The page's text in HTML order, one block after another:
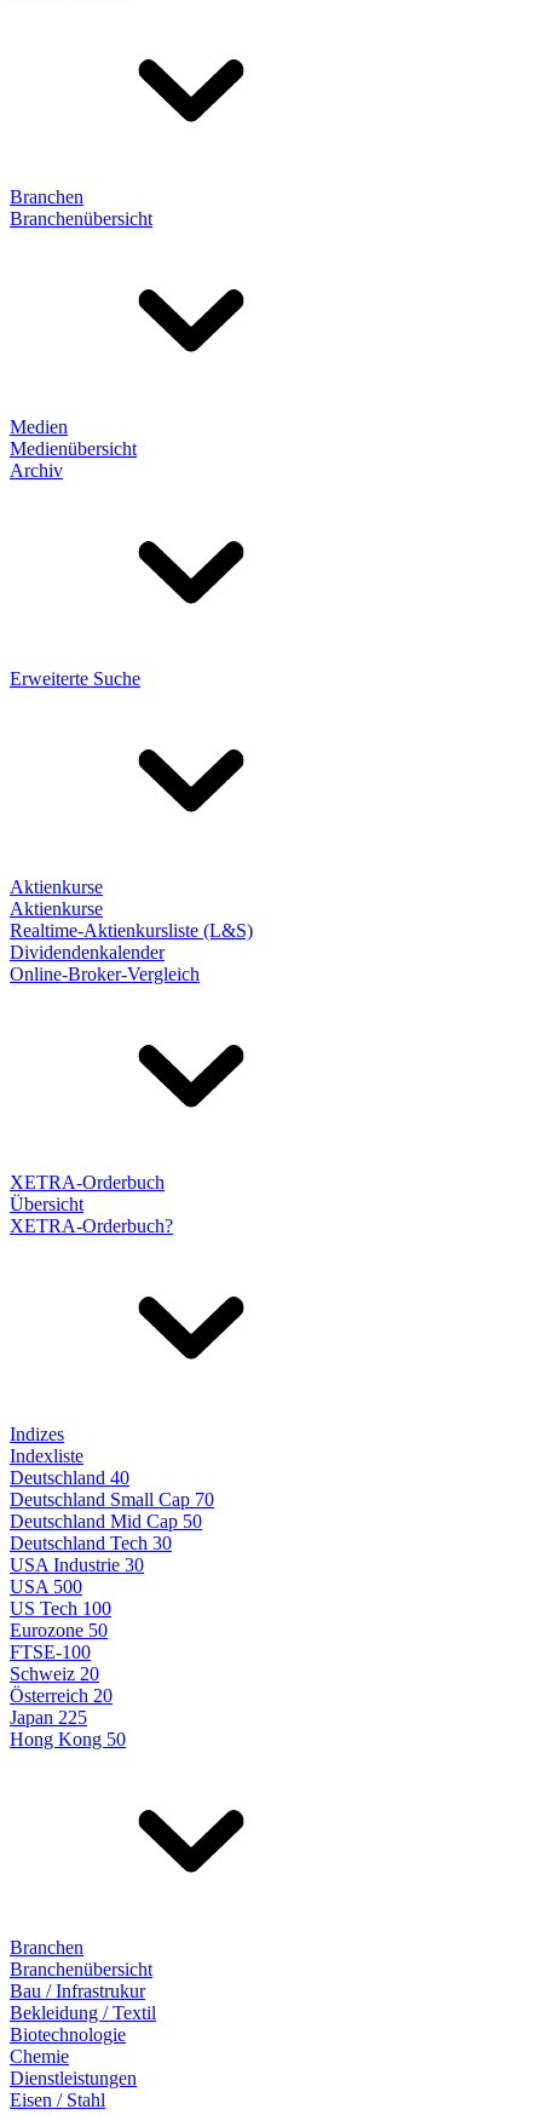
Branchen
Branchenübersicht
Medien
Medienübersicht
Archiv
Erweiterte Suche
Aktienkurse
Aktienkurse
Realtime-Aktienkursliste (L&S)
Dividendenkalender
Online-Broker-Vergleich
XETRA-Orderbuch
Übersicht
XETRA-Orderbuch?
Indizes
Indexliste
Deutschland 40
Deutschland Small Cap 70
Deutschland Mid Cap 50
Deutschland Tech 30
USA Industrie 30
USA 500
US Tech 100
Eurozone 50
FTSE-100
Schweiz 20
Österreich 20
Japan 225
Hong Kong 50
Branchen
Branchenübersicht
Bau / Infrastrukur
Bekleidung / Textil
Biotechnologie
Chemie
Dienstleistungen
Eisen / Stahl